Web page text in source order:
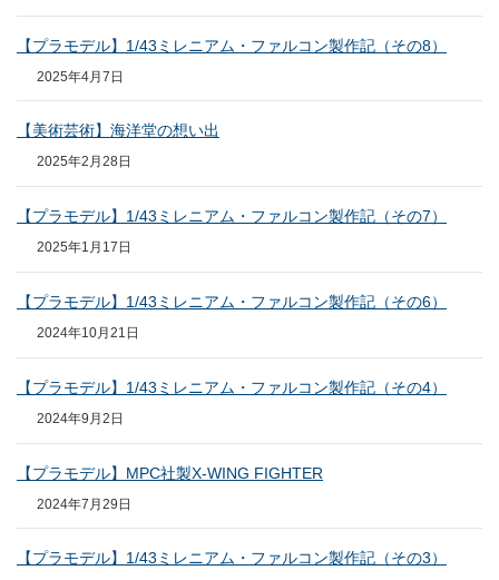
【プラモデル】1/43ミレニアム・ファルコン製作記（その8）
2025年4月7日
【美術芸術】海洋堂の想い出
2025年2月28日
【プラモデル】1/43ミレニアム・ファルコン製作記（その7）
2025年1月17日
【プラモデル】1/43ミレニアム・ファルコン製作記（その6）
2024年10月21日
【プラモデル】1/43ミレニアム・ファルコン製作記（その4）
2024年9月2日
【プラモデル】MPC社製X-WING FIGHTER
2024年7月29日
【プラモデル】1/43ミレニアム・ファルコン製作記（その3）